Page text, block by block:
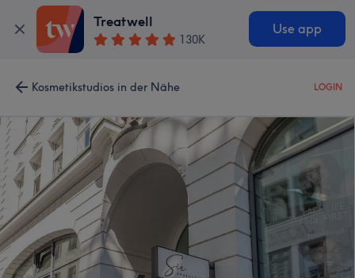
Treatwell
130K
Use app
Kosmetikstudios in der Nähe LOGIN